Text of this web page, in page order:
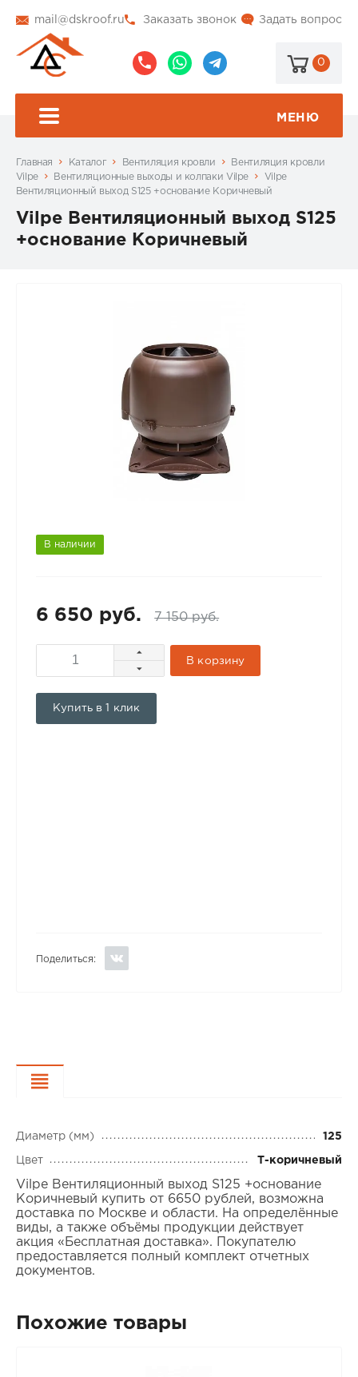
mail@dskroof.ru Задать вопрос
Заказать звонок
0
МЕНЮ
Главная Каталог Вентиляция кровли
Вентиляция кровли
Vilpe
Вентиляционные выходы и колпаки Vilpe
Vilpe
Вентиляционный выход S125 +основание Коричневый
Vilpe Вентиляционный выход S125
+основание Коричневый
В наличии
6 650 руб. 7 150 руб.
В корзину
Купить в 1 клик
Поделиться:
Диаметр (мм) 125
Цвет Т-коричневый
Vilpe Вентиляционный выход S125 +основание
Коричневый купить от 6650 рублей, возможна
доставка по Москве и области. На определённые
виды, а также объёмы продукции действует
акция «Бесплатная доставка». Покупателю
предоставляется полный комплект отчетных
документов.
Похожие товары